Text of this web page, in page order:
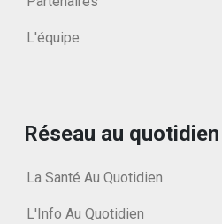
L'équipe
Réseau au quotidien
La Santé Au Quotidien
L'Info Au Quotidien